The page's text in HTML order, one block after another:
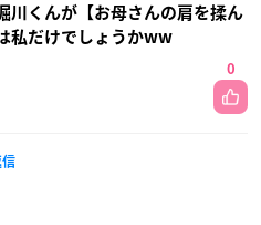
川くんが【お母さんの肩を揉ん
私だけでしょうかww
0
信